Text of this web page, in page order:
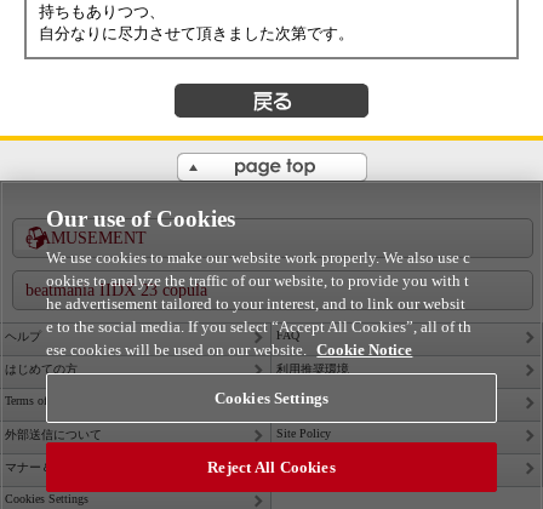
持ちもありつつ、
自分なりに尽力させて頂きました次第です。
e-AMUSEMENT
beatmania IIDX 23 copula
ヘルプ FAQ
はじめての方 利用推奨環境
Terms of Service Privacy Policy
外部送信について Site Policy
マナー＆ルール Contact Us
Cookies Settings
Our use of Cookies
We use cookies to make our website work properly. We also use c
ookies to analyze the traffic of our website, to provide you with t
he advertisement tailored to your interest, and to link our websit
e to the social media. If you select “Accept All Cookies”, all of th
ese cookies will be used on our website. Cookie Notice
Cookies Settings
Reject All Cookies